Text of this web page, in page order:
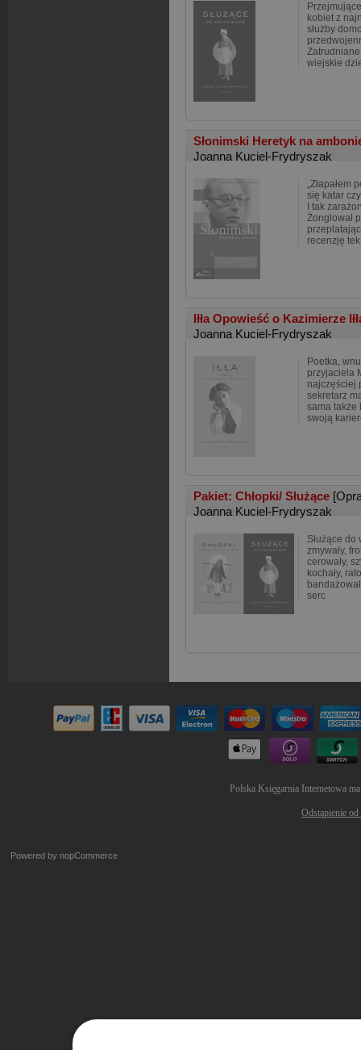
kobiet z
służby
wiejskie
Słonimski Heretyk na
Joanna Kuciel-Frydryszak
„Złapałem
się katar
I tak
Żonglował
recenzję
Iłła Opowieść o Kazimierze
Joanna Kuciel-Frydryszak
Poetka,
przyjaciela
najczęściej
sekretarz
sama także
swoją
Pakiet: Chłopki/ Służące
Joanna Kuciel-Frydryszak
Służące do
zmywały,
cerowały,
kochały,
serc
Polska Księgarnia Internetowa
Odstąpienie
Powered by nopCommerce